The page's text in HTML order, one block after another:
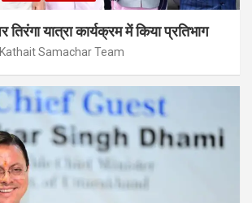
यात्रा कार्यक्रम में किया प्रतिभाग
Kathait Samachar Team